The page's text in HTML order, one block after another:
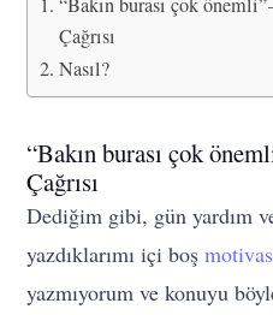
Çağrısı
Nasıl?
“Bakın burası çok
Çağrısı
Dediğim gibi, gün yardım
yazdıklarımı içi boş
yazmıyorum ve konuyu